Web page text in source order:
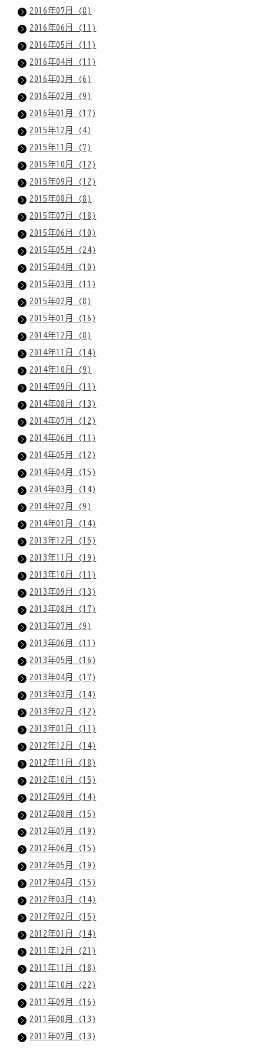
2016年07月 (8)
2016年06月 (11)
2016年05月 (11)
2016年04月 (11)
2016年03月 (6)
2016年02月 (9)
2016年01月 (17)
2015年12月 (4)
2015年11月 (7)
2015年10月 (12)
2015年09月 (12)
2015年08月 (8)
2015年07月 (18)
2015年06月 (10)
2015年05月 (24)
2015年04月 (10)
2015年03月 (11)
2015年02月 (8)
2015年01月 (16)
2014年12月 (8)
2014年11月 (14)
2014年10月 (9)
2014年09月 (11)
2014年08月 (13)
2014年07月 (12)
2014年06月 (11)
2014年05月 (12)
2014年04月 (15)
2014年03月 (14)
2014年02月 (9)
2014年01月 (14)
2013年12月 (15)
2013年11月 (19)
2013年10月 (11)
2013年09月 (13)
2013年08月 (17)
2013年07月 (9)
2013年06月 (11)
2013年05月 (16)
2013年04月 (17)
2013年03月 (14)
2013年02月 (12)
2013年01月 (11)
2012年12月 (14)
2012年11月 (18)
2012年10月 (15)
2012年09月 (14)
2012年08月 (15)
2012年07月 (19)
2012年06月 (15)
2012年05月 (19)
2012年04月 (15)
2012年03月 (14)
2012年02月 (15)
2012年01月 (14)
2011年12月 (21)
2011年11月 (18)
2011年10月 (22)
2011年09月 (16)
2011年08月 (13)
2011年07月 (13)